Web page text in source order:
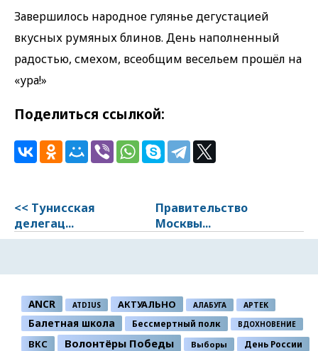
Завершилось народное гулянье дегустацией
вкусных румяных блинов. День наполненный
радостью, смехом, всеобщим весельем прошёл на
«ура!»
Поделиться ссылкой:
<< Тунисская
делегац...
Правительство
Москвы...
ANCR ATDIUS АКТУАЛЬНО АЛАБУГА АРТЕК
Балетная школа Бессмертный полк ВДОХНОВЕНИЕ
ВКС Волонтёры Победы Выборы День России